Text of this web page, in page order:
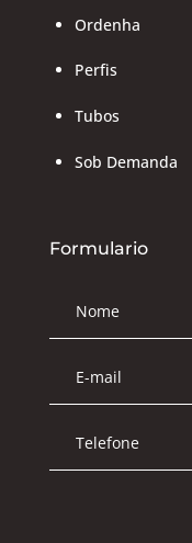
Ordenha
Perfis
Tubos
Sob Demanda
Formulario